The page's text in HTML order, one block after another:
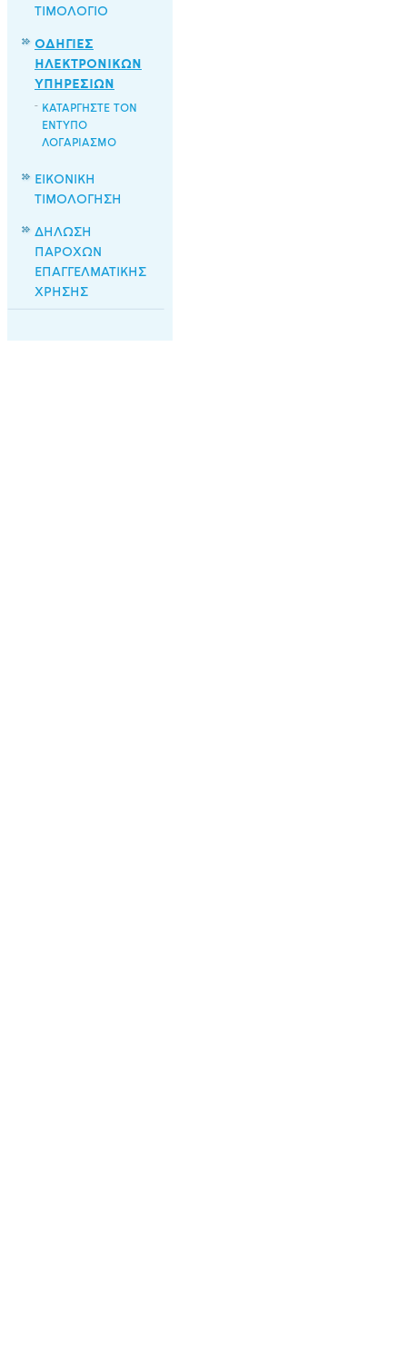
ΤΙΜΟΛΟΓΙΟ
ΟΔΗΓΙΕΣ
ΗΛΕΚΤΡΟΝΙΚΩΝ
ΥΠΗΡΕΣΙΩΝ
ΚΑΤΑΡΓΗΣΤΕ ΤΟΝ
ΕΝΤΥΠΟ
ΛΟΓΑΡΙΑΣΜΟ
ΕΙΚΟΝΙΚΗ
ΤΙΜΟΛΟΓΗΣΗ
ΔΗΛΩΣΗ
ΠΑΡΟΧΩΝ
ΕΠΑΓΓΕΛΜΑΤΙΚΗΣ
ΧΡΗΣΗΣ